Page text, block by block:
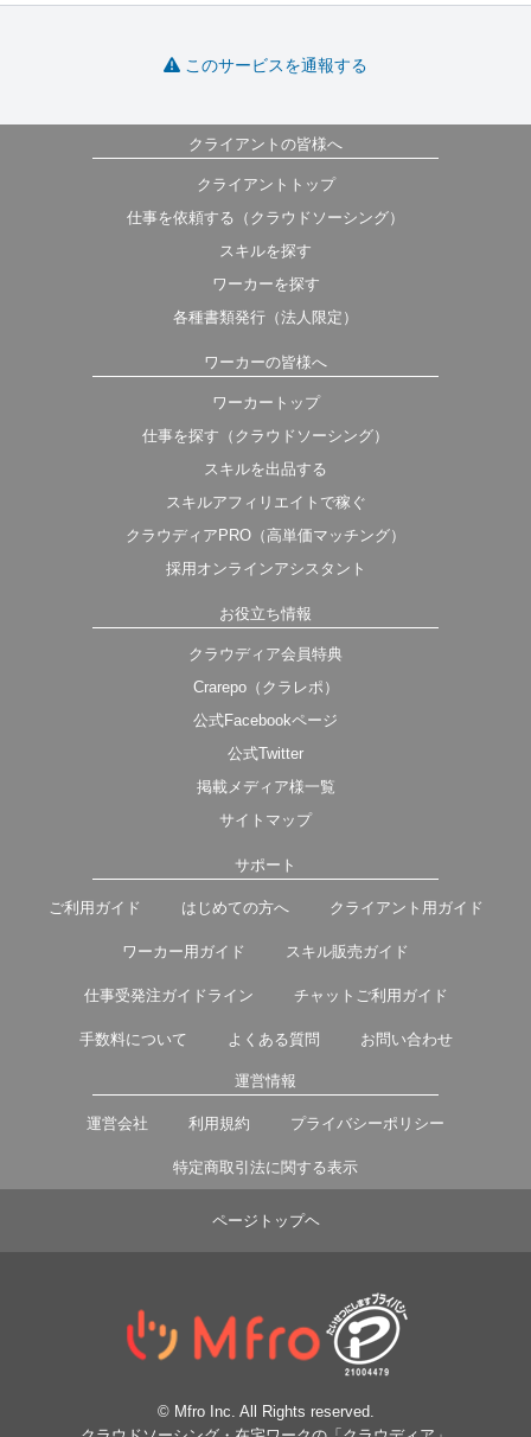
このサービスを通報する
クライアントの皆様へ
クライアントトップ
仕事を依頼する（クラウドソーシング）
スキルを探す
ワーカーを探す
各種書類発行（法人限定）
ワーカーの皆様へ
ワーカートップ
仕事を探す（クラウドソーシング）
スキルを出品する
スキルアフィリエイトで稼ぐ
クラウディアPRO（高単価マッチング）
採用オンラインアシスタント
お役立ち情報
クラウディア会員特典
Crarepo（クラレポ）
公式Facebookページ
公式Twitter
掲載メディア様一覧
サイトマップ
サポート
ご利用ガイド はじめての方へ クライアント用ガイド
ワーカー用ガイド スキル販売ガイド
仕事受発注ガイドライン チャットご利用ガイド
手数料について よくある質問 お問い合わせ
運営情報
運営会社 利用規約 プライバシーポリシー
特定商取引法に関する表示
ページトップヘ
© Mfro Inc. All Rights reserved.